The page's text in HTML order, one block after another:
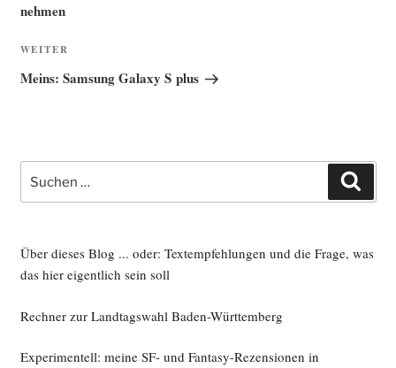
nehmen
Nächster
Beitrag
WEITER
Meins: Samsung Galaxy S plus
nach:
Über dieses Blog ... oder: Textempfehlungen und die Frage, was
das hier eigentlich sein soll
Rechner zur Landtagswahl Baden-Württemberg
Experimentell: meine SF- und Fantasy-Rezensionen in